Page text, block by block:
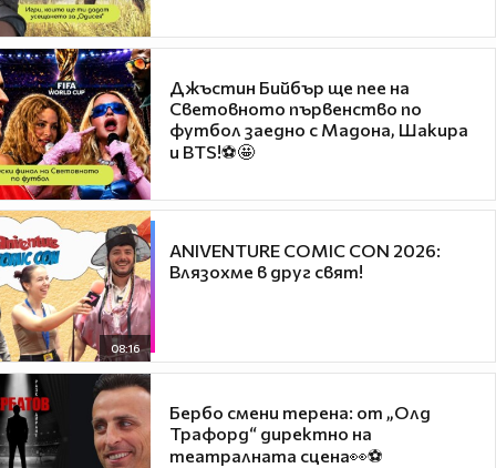
Джъстин Бийбър ще пее на
Световното първенство по
футбол заедно с Мадона, Шакира
и BTS!⚽🤩
08:16
ANIVENTURE COMIC CON 2026:
Влязохме в друг свят!
Бербо смени терена: от „Олд
Трафорд“ директно на
театралната сцена👀⚽